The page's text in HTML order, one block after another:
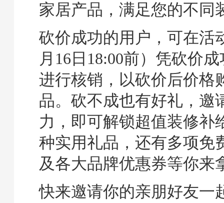
家居产品，满足您的不同
砍价成功的用户，可在活
月16日18:00前）凭砍价
进行核销，以砍价后价格
品。砍不成也有好礼，邀
力，即可解锁超值装修补
种实用礼品，还有多项免
及各大品牌优惠券等你来
快来邀请你的亲朋好友一